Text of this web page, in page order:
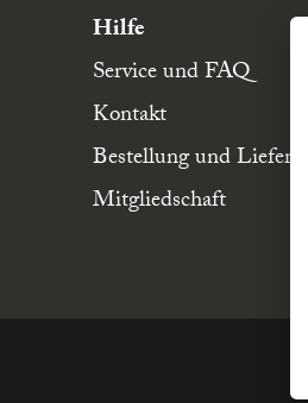
Hilfe
Service und FAQ
Kontakt
Bestellung und Lieferung
Mitgliedschaft